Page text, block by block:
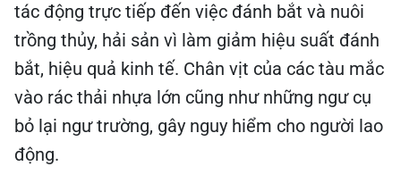
tác động trực tiếp đến việc đánh bắt và nuôi
trồng thủy, hải sản vì làm giảm hiệu suất đánh
bắt, hiệu quả kinh tế. Chân vịt của các tàu mắc
vào rác thải nhựa lớn cũng như những ngư cụ
bỏ lại ngư trường, gây nguy hiểm cho người lao
động.